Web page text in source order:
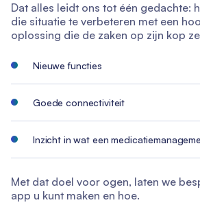
Dat alles leidt ons tot één gedachte:
die situatie te verbeteren met een
oplossing die de zaken op zijn kop
Nieuwe functies
Goede connectiviteit
Inzicht in wat een
Met dat doel voor ogen, laten we
app u kunt maken en hoe.